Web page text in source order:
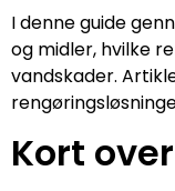
I denne guide
og midler, hvilke
vandskader.
Kort